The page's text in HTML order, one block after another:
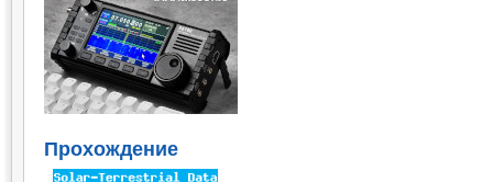
Прохождение